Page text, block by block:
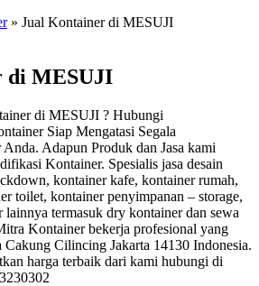
» Jual Kontainer di MESUJI
di MESUJI
di MESUJI ? Hubungi
Siap Mengatasi Segala
Adapun Produk dan Jasa kami
Kontainer. Spesialis jasa desain
kontainer kafe, kontainer rumah,
toilet, kontainer penyimpanan – storage,
termasuk dry kontainer dan sewa
Kontainer bekerja profesional yang
Cakung Cilincing Jakarta 14130 Indonesia.
harga terbaik dari kami hubungi di